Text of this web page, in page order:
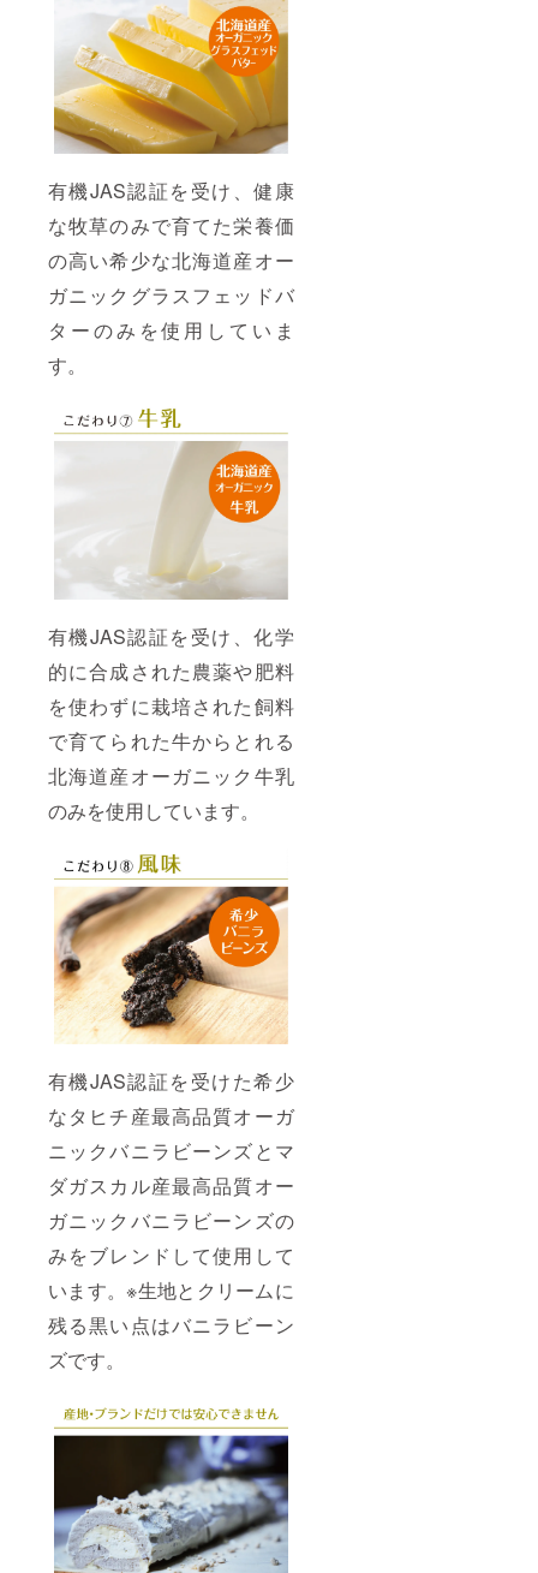
有機JAS認証を受け、健康
な牧草のみで育てた栄養価
の高い希少な北海道産オー
ガニックグラスフェッドバ
ターのみを使用していま
す。
有機JAS認証を受け、化学
的に合成された農薬や肥料
を使わずに栽培された飼料
で育てられた牛からとれる
北海道産オーガニック牛乳
のみを使用しています。
有機JAS認証を受けた希少
なタヒチ産最高品質オーガ
ニックバニラビーンズとマ
ダガスカル産最高品質オー
ガニックバニラビーンズの
みをブレンドして使用して
います。※生地とクリームに
残る黒い点はバニラビーン
ズです。